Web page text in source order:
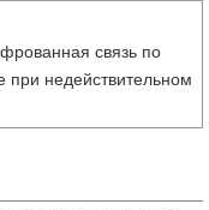
связь по
при недействительном